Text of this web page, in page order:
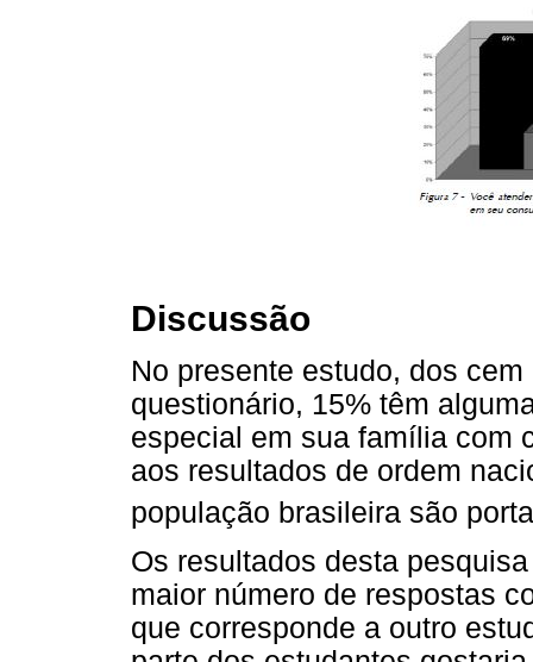
Discussão
No presente estudo, dos
questionário, 15% têm
especial em sua família com
aos resultados de ordem
população brasileira são
Os resultados desta
maior número de respostas
que corresponde a outro